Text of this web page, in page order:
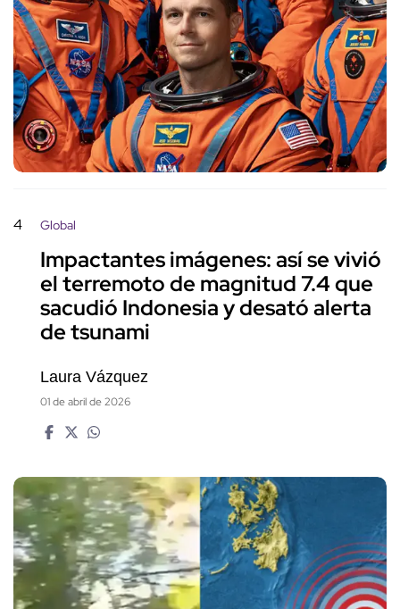
4 Global
Impactantes imágenes: así se vivió
el terremoto de magnitud 7.4 que
sacudió Indonesia y desató alerta
de tsunami
Laura Vázquez
01 de abril de 2026